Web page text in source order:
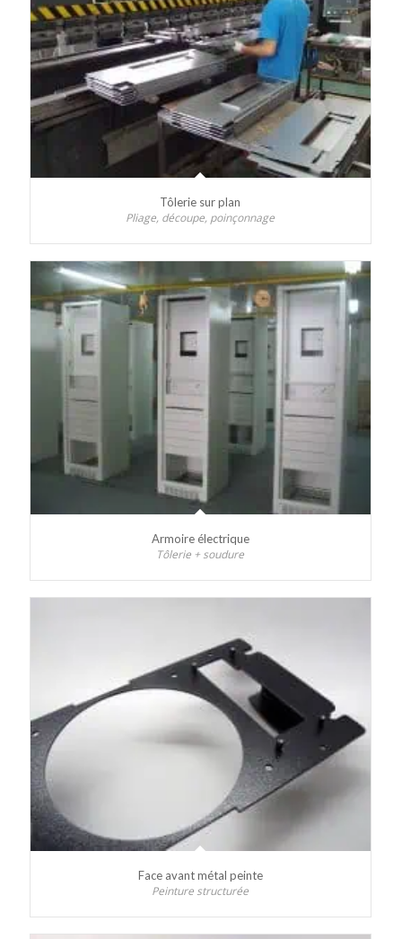
Tôlerie sur plan
Pliage, découpe, poinçonnage
Armoire électrique
Tôlerie + soudure
Face avant métal peinte
Peinture structurée